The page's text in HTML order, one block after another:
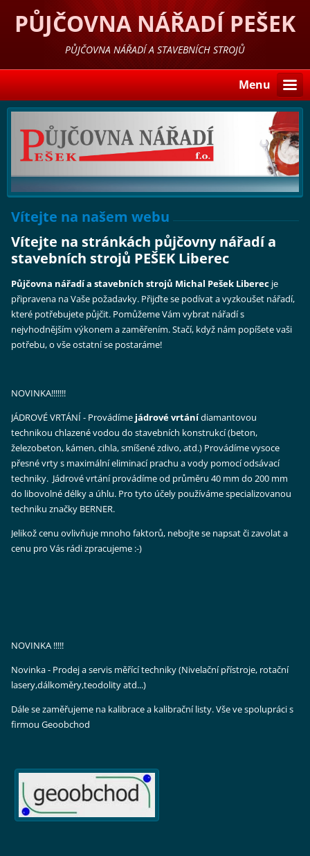
PŮJČOVNA NÁŘADÍ PEŠEK
LIBEREC
PŮJČOVNA NÁŘADÍ A STAVEBNÍCH STROJŮ
Menu
Vítejte na našem webu
Vítejte na stránkách půjčovny nářadía
stavebních strojů PEŠEK Liberec
Půjčovna nářadí a stavebních strojů Michal Pešek Liberec je
připravena na Vaše požadavky. Přijďte se podívat a vyzkoušet nářadí,
které potřebujete půjčit. Pomůžeme Vám vybrat nářadí s
nejvhodnějším výkonem a zaměřením. Stačí, když nám popíšete vaši
potřebu, o vše ostatní se postaráme!
NOVINKA!!!!!!!
JÁDROVÉ VRTÁNÍ - Provádíme jádrové vrtánídiamantovou
technikou chlazené vodou do stavebních konstrukcí (beton,
železobeton, kámen, cihla, smíšené zdivo, atd.) Provádíme vysoce
přesné vrty s maximální eliminací prachu a vody pomocí odsávací
techniky. Jádrové vrtání provádíme od průměru 40 mm do 200 mm
do libovolné délky a úhlu. Pro tyto účely používáme specializovanou
techniku značky BERNER.
Jelikož cenu ovlivňuje mnoho faktorů, nebojte se napsat či zavolat a
cenu pro Vás rádi zpracujeme :-)
NOVINKA !!!!!
Novinka - Prodej a servis měřící techniky (Nivelační přístroje, rotační
lasery,dálkoměry,teodolity atd...)
Dále se zaměřujeme na kalibrace a kalibrační listy. Vše ve spolupráci s
firmou Geoobchod